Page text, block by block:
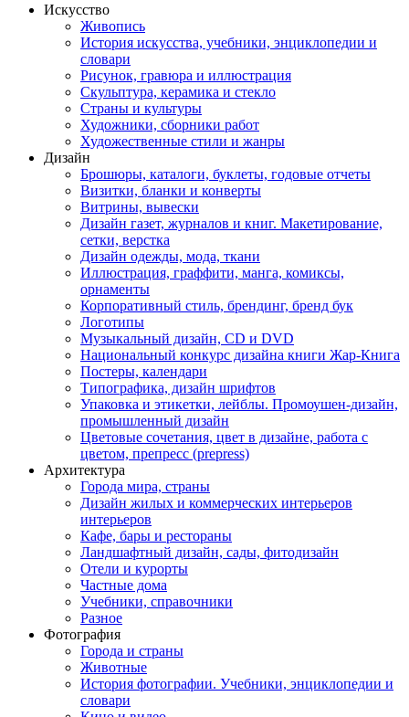
Искусство
Живопись
История искусства, учебники, энциклопедии и
словари
Рисунок, гравюра и иллюстрация
Скульптура, керамика и стекло
Страны и культуры
Художники, сборники работ
Художественные стили и жанры
Дизайн
Брошюры, каталоги, буклеты, годовые отчеты
Визитки, бланки и конверты
Витрины, вывески
Дизайн газет, журналов и книг. Макетирование,
сетки, верстка
Дизайн одежды, мода, ткани
Иллюстрация, граффити, манга, комиксы,
орнаменты
Корпоративный стиль, брендинг, бренд бук
Логотипы
Музыкальный дизайн, СD и DVD
Национальный конкурс дизайна книги Жар-Книга
Постеры, календари
Типографика, дизайн шрифтов
Упаковка и этикетки, лейблы. Промоушен-дизайн,
промышленный дизайн
Цветовые сочетания, цвет в дизайне, работа с
цветом, препресс (prepress)
Архитектура
Города мира, страны
Дизайн жилых и коммерческих интерьеров
интерьеров
Кафе, бары и рестораны
Ландшафтный дизайн, сады, фитодизайн
Отели и курорты
Частные дома
Учебники, справочники
Разное
Фотография
Города и страны
Животные
История фотографии. Учебники, энциклопедии и
словари